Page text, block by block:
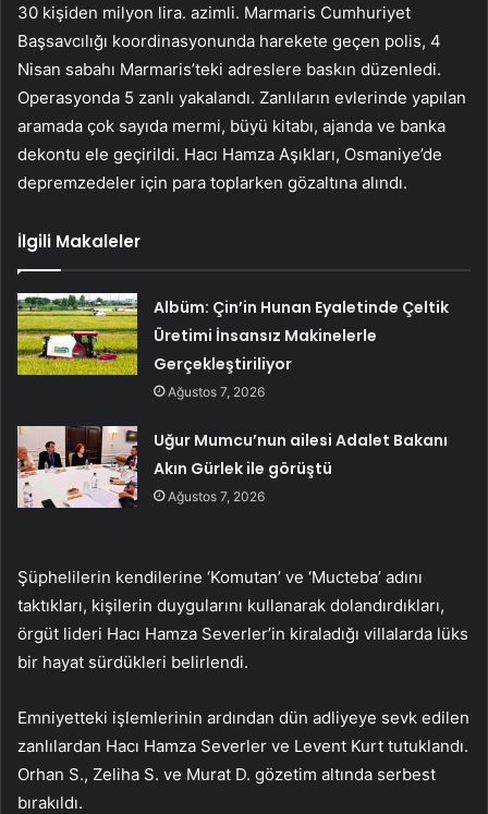
30 kişiden milyon lira. azimli. Marmaris Cumhuriyet
Başsavcılığı koordinasyonunda harekete geçen polis, 4
Nisan sabahı Marmaris’teki adreslere baskın düzenledi.
Operasyonda 5 zanlı yakalandı. Zanlıların evlerinde yapılan
aramada çok sayıda mermi, büyü kitabı, ajanda ve banka
dekontu ele geçirildi. Hacı Hamza Aşıkları, Osmaniye’de
depremzedeler için para toplarken gözaltına alındı.
İlgili Makaleler
Albüm: Çin’in Hunan Eyaletinde Çeltik
Üretimi İnsansız Makinelerle
Gerçekleştiriliyor
Ağustos 7, 2026
Uğur Mumcu’nun ailesi Adalet Bakanı
Akın Gürlek ile görüştü
Ağustos 7, 2026
Şüphelilerin kendilerine ‘Komutan’ ve ‘Mucteba’ adını
taktıkları, kişilerin duygularını kullanarak dolandırdıkları,
örgüt lideri Hacı Hamza Severler’in kiraladığı villalarda lüks
bir hayat sürdükleri belirlendi.
Emniyetteki işlemlerinin ardından dün adliyeye sevk edilen
zanlılardan Hacı Hamza Severler ve Levent Kurt tutuklandı.
Orhan S., Zeliha S. ve Murat D. gözetim altında serbest
bırakıldı.